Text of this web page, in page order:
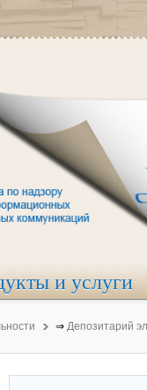
и услуги
⇒ Депозитарий